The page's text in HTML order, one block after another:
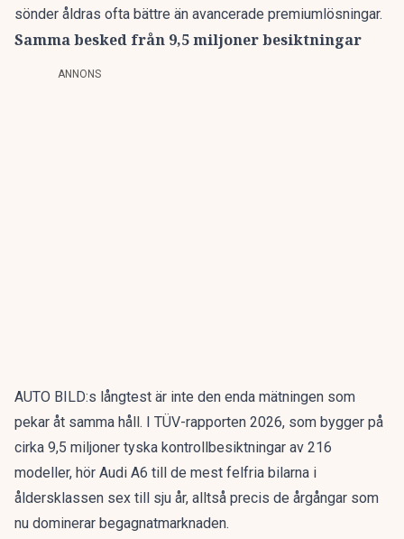
sönder åldras ofta bättre än avancerade premiumlösningar.
Samma besked från 9,5 miljoner besiktningar
ANNONS
AUTO BILD:s långtest är inte den enda mätningen som
pekar åt samma håll. I TÜV-rapporten 2026, som bygger på
cirka 9,5 miljoner tyska kontrollbesiktningar av 216
modeller, hör Audi A6 till de mest felfria bilarna i
åldersklassen sex till sju år, alltså precis de årgångar som
nu dominerar begagnatmarknaden.